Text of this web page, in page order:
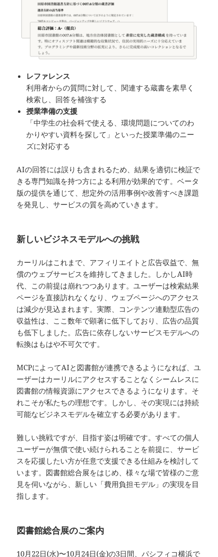
レファレンス
利用者からの質問に対して、関連する蔵書を素早く
検索し、回答を補強する
授業準備の支援
「中学生の社会科で使える、環境問題についてのわ
かりやすい資料を探して」といった授業準備のニー
ズに対応する
AIの回答には誤りも含まれるため、結果を適切に検証で
きる専門知識を持つ方による利用が効果的です。ベータ
版の提供を通じて、想定外の活用事例や改善すべき課題
を発見し、サービスの質を高めていきます。
新しいビジネスモデルへの挑戦
カーリルはこれまで、アフィリエイトと広告収益で、無
償のウェブサービスを維持してきました。しかしAI時
代、この前提は崩れつつあります。ユーザーは検索結果
ページを直接訪れなくなり、ウェブページへのアクセス
は減少が見込まれます。実際、コンテンツ連動型広告の
収益性は、ここ数年で顕著に低下しており、広告の品質
も低下しました。広告に依存しないサービスモデルへの
転換はもはや不可欠です。
MCPによってAIと図書館が連携できるようになれば、ユ
ーザーはカーリルにアクセスすることなくシームレスに
図書館の情報資源にアクセスできるようになります。そ
れこそが私たちの理想です。しかし、その実現には持続
可能なビジネスモデルを確立する必要があります。
難しい挑戦ですが、目指す姿は明確です。すべての個人
ユーザーが無償で使い続けられることを前提に、サービ
スを応援したい方が任意で支援できる仕組みを検討して
います。図書館総合展をはじめ、様々な場で皆様のご意
見を伺いながら、新しい「費用負担モデル」の実現を目
指します。
図書館総合展のご案内
10月22日(水)〜10月24日(金)の3日間、パシフィコ横浜で